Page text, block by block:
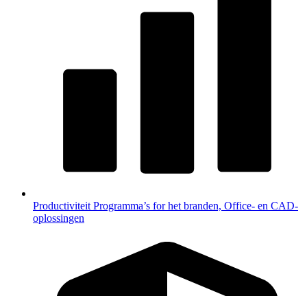
Productiviteit Programma’s for het branden, Office- en CAD-
oplossingen